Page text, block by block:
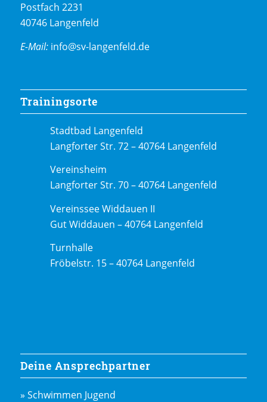
Postfach 2231
40746 Langenfeld
E-Mail: info@sv-langenfeld.de
Trainingsorte
Stadtbad Langenfeld
Langforter Str. 72 – 40764 Langenfeld
Vereinsheim
Langforter Str. 70 – 40764 Langenfeld
Vereinssee Widdauen II
Gut Widdauen – 40764 Langenfeld
Turnhalle
Fröbelstr. 15 – 40764 Langenfeld
Deine Ansprechpartner
» Schwimmen Jugend